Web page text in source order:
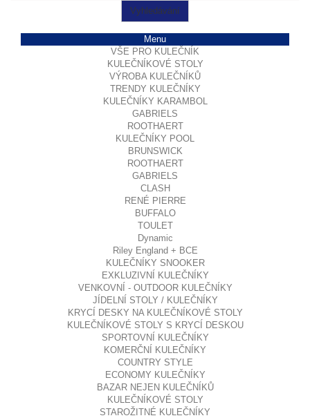
Vyhledávání
Menu
VŠE PRO KULEČNÍK
KULEČNÍKOVÉ STOLY
VÝROBA KULEČNÍKŮ
TRENDY KULEČNÍKY
KULEČNÍKY KARAMBOL
GABRIELS
ROOTHAERT
KULEČNÍKY POOL
BRUNSWICK
ROOTHAERT
GABRIELS
CLASH
RENÉ PIERRE
BUFFALO
TOULET
Dynamic
Riley England + BCE
KULEČNÍKY SNOOKER
EXKLUZIVNÍ KULEČNÍKY
VENKOVNÍ - OUTDOOR KULEČNÍKY
JÍDELNÍ STOLY / KULEČNÍKY
KRYCÍ DESKY NA KULEČNÍKOVÉ STOLY
KULEČNÍKOVÉ STOLY S KRYCÍ DESKOU
SPORTOVNÍ KULEČNÍKY
KOMERČNÍ KULEČNÍKY
COUNTRY STYLE
ECONOMY KULEČNÍKY
BAZAR NEJEN KULEČNÍKŮ
KULEČNÍKOVÉ STOLY
STAROŽITNÉ KULEČNÍKY